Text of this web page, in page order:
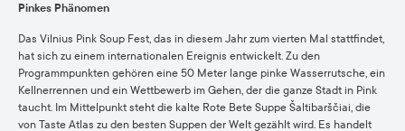
Pinkes Phänomen
Das Vilnius Pink Soup Fest, das in diesem Jahr zum vierten Mal stattfindet,
hat sich zu einem internationalen Ereignis entwickelt. Zu den
Programmpunkten gehören eine 50 Meter lange pinke Wasserrutsche, ein
Kellnerrennen und ein Wettbewerb im Gehen, der die ganze Stadt in Pink
taucht. Im Mittelpunkt steht die kalte Rote Bete Suppe Šaltibarščiai, die
von Taste Atlas zu den besten Suppen der Welt gezählt wird. Es handelt